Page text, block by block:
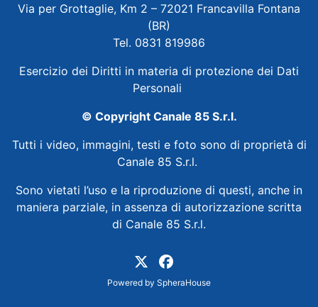
Via per Grottaglie, Km 2 – 72021 Francavilla Fontana
(BR)
Tel. 0831 819986
Esercizio dei Diritti in materia di protezione dei Dati
Personali
© Copyright Canale 85 S.r.l.
Tutti i video, immagini, testi e foto sono di proprietà di
Canale 85 S.r.l.
Sono vietati l’uso e la riproduzione di questi, anche in
maniera parziale, in assenza di autorizzazione scritta
di Canale 85 S.r.l.
Powered by SpheraHouse